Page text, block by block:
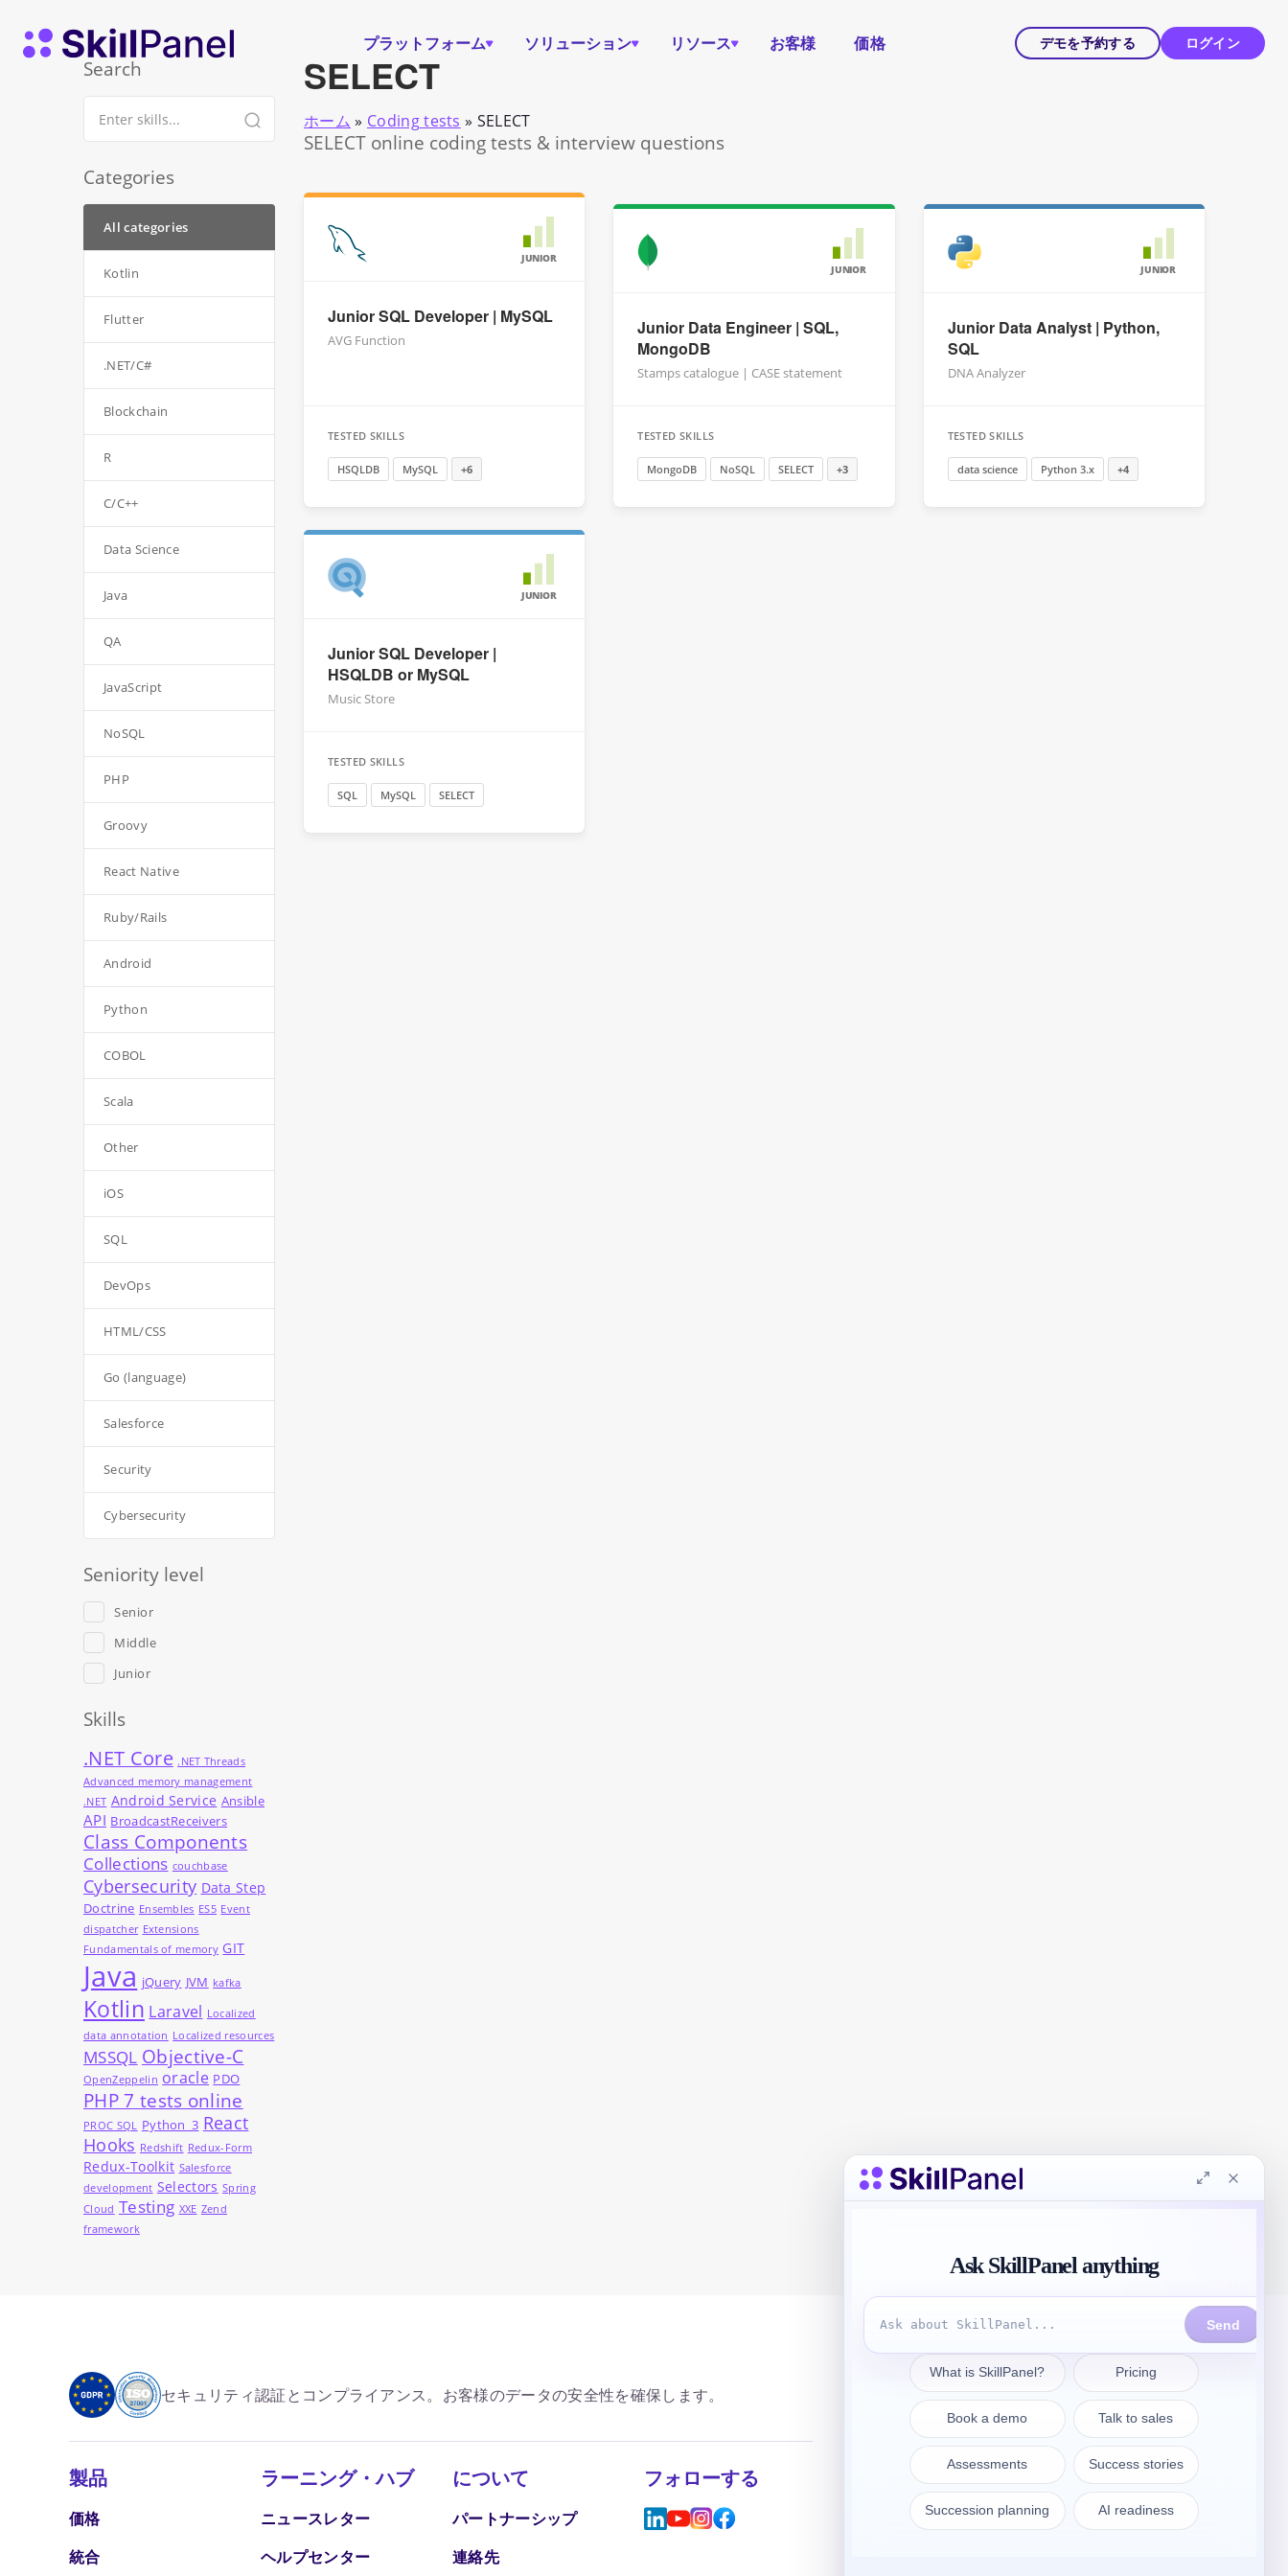
コンテンツへスキップ
スキルパネル ホームページ
プラットフォーム ソリューション リソース お客様 価格 デモを予約する ログイン
SELECT
ホーム » Coding tests » SELECT
SELECT online coding tests & interview questions
JUNIOR
Junior SQL Developer | MySQL
AVG Function
TESTED SKILLS
HSQLDB MySQL +6
JUNIOR
Junior Data Engineer | SQL,
MongoDB
Stamps catalogue | CASE statement
TESTED SKILLS
MongoDB NoSQL SELECT +3
JUNIOR
Junior Data Analyst | Python,
SQL
DNA Analyzer
TESTED SKILLS
data science Python 3.x +4
JUNIOR
Junior SQL Developer |
HSQLDB or MySQL
Music Store
TESTED SKILLS
SQL MySQL SELECT
Search
Categories
All categories
Kotlin
Flutter
.NET/C#
Blockchain
R
C/C++
Data Science
Java
QA
JavaScript
NoSQL
PHP
Groovy
React Native
Ruby/Rails
Android
Python
COBOL
Scala
Other
iOS
SQL
DevOps
HTML/CSS
Go (language)
Salesforce
Security
Cybersecurity
Seniority level
Senior
Middle
Junior
Skills
.NET Core .NET Threads
Advanced memory management
.NET Android Service Ansible
API BroadcastReceivers
Class Components
Collections couchbase
Cybersecurity Data Step
Doctrine Ensembles ES5 Event
dispatcher Extensions
Fundamentals of memory GIT
Java jQuery JVM kafka
Kotlin Laravel Localized
data annotation Localized resources
MSSQL Objective-C
OpenZeppelin oracle PDO
PHP 7 tests online
PROC SQL Python_3 React
Hooks Redshift Redux-Form
Redux-Toolkit Salesforce
development Selectors Spring
Cloud Testing XXE Zend
framework
セキュリティ認証とコンプライアンス。お客様のデータの安全性を確保します。
製品
価格
統合
ラーニング・ハブ
ニュースレター
ヘルプセンター
について
パートナーシップ
連絡先
フォローする 連絡先
sales@skillpanel.com